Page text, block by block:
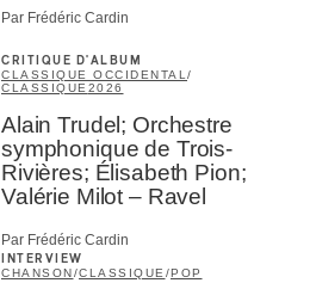
Par Frédéric Cardin
CRITIQUE D'ALBUM
CLASSIQUE OCCIDENTAL /
CLASSIQUE 2026
Alain Trudel; Orchestre
symphonique de Trois-
Rivières; Élisabeth Pion;
Valérie Milot – Ravel
Par Frédéric Cardin
INTERVIEW
CHANSON/CLASSIQUE /POP